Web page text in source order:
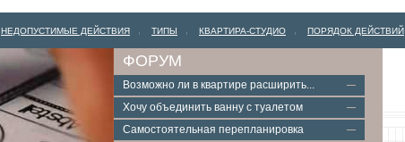
НЕДОПУСТИМЫЕ ДЕЙСТВИЯ | ТИПЫ | КВАРТИРА-СТУДИО | ПОРЯДОК ДЕЙСТВИЙ
ФОРУМ
Возможно ли в квартире расширить...
Хочу объединить ванну с туалетом
Самостоятельная перепланировка